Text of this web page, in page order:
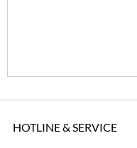
HOTLINE & SERVICE